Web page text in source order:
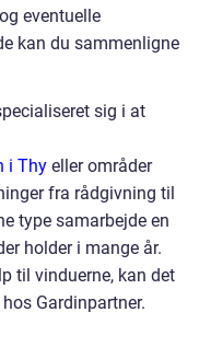
eventuelle
kan du sammenligne
sig i at
i Thy eller områder
fra rådgivning til
type samarbejde en
holder i mange år.
til vinduerne, kan det
Gardinpartner.